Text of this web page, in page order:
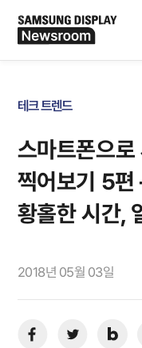
테크 트렌드
스마트폰으
찍어보기 5편
황홀한 시간,
2018년 05월 03일